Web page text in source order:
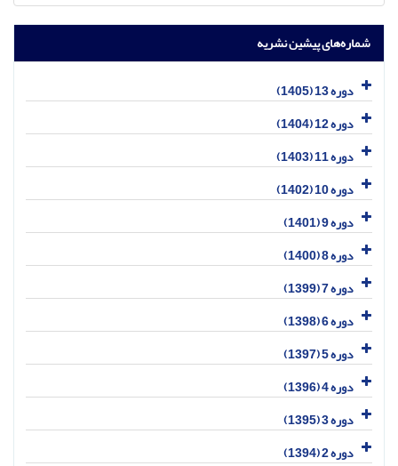
شماره‌های پیشین نشریه
دوره 13 (1405)
دوره 12 (1404)
دوره 11 (1403)
دوره 10 (1402)
دوره 9 (1401)
دوره 8 (1400)
دوره 7 (1399)
دوره 6 (1398)
دوره 5 (1397)
دوره 4 (1396)
دوره 3 (1395)
دوره 2 (1394)